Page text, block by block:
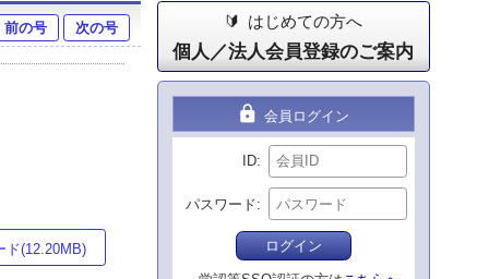
前の号 次の号
ド(12.20MB)
はじめての方へ
個人／法人会員登録のご案内
lock 会員ログイン
ID
パスワード
ログイン